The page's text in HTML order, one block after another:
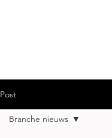
Post
Branche nieuws